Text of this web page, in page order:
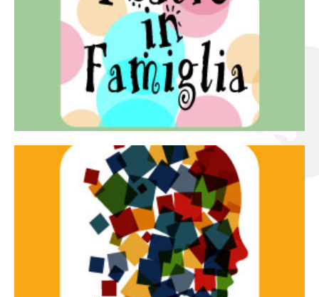
Teatro in famiglia
Teatro In Famiglia è una rassegna di teatro concepita
per far condividere e godere del teatro all’intera
famiglia.
Tracce dinamiche
Tracce Dinamiche è una rassegna di teatro
d’innovazione e sperimentale.
Continua